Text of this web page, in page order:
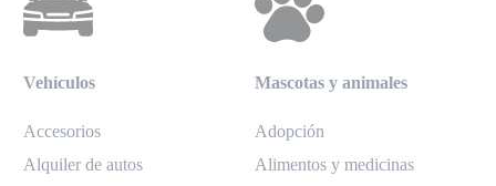
Vehículos
Accesorios
Alquiler de autos
Mascotas y animales
Adopción
Alimentos y medicinas